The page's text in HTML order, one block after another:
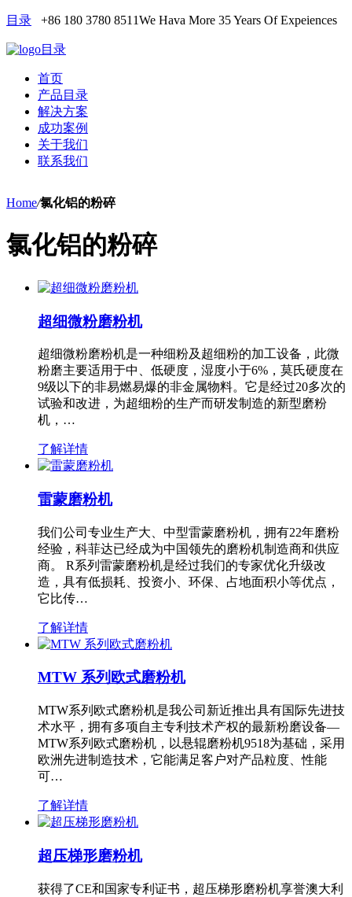
目录 +86 180 3780 8511We Hava More 35 Years Of Expeiences
目录
首页
产品目录
解决方案
成功案例
关于我们
联系我们
Home/氯化铝的粉碎
氯化铝的粉碎
超细微粉磨粉机
超细微粉磨粉机是一种细粉及超细粉的加工设备，此微
粉磨主要适用于中、低硬度，湿度小于6%，莫氏硬度在
9级以下的非易燃易爆的非金属物料。它是经过20多次的
试验和改进，为超细粉的生产而研发制造的新型磨粉
机，…
了解详情
雷蒙磨粉机
我们公司专业生产大、中型雷蒙磨粉机，拥有22年磨粉
经验，科菲达已经成为中国领先的磨粉机制造商和供应
商。 R系列雷蒙磨粉机是经过我们的专家优化升级改
造，具有低损耗、投资小、环保、占地面积小等优点，
它比传…
了解详情
MTW 系列欧式磨粉机
MTW系列欧式磨粉机是我公司新近推出具有国际先进技
术水平，拥有多项自主专利技术产权的最新粉磨设备—
MTW系列欧式磨粉机，以悬辊磨粉机9518为基础，采用
欧洲先进制造技术，它能满足客户对产品粒度、性能
可…
了解详情
超压梯形磨粉机
获得了CE和国家专利证书，超压梯形磨粉机享誉澳大利